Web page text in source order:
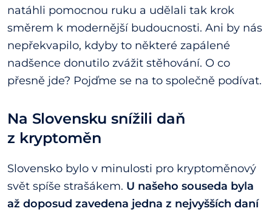
natáhli pomocnou ruku a udělali tak krok
směrem k modernější budoucnosti. Ani by nás
nepřekvapilo, kdyby to některé zapálené
nadšence donutilo zvážit stěhování. O co
přesně jde? Pojďme se na to společně podívat.
Na Slovensku snížili daň
z kryptoměn
Slovensko bylo v minulosti pro kryptoměnový
svět spíše strašákem. U našeho souseda byla
až doposud zavedena jedna z nejvyšších daní